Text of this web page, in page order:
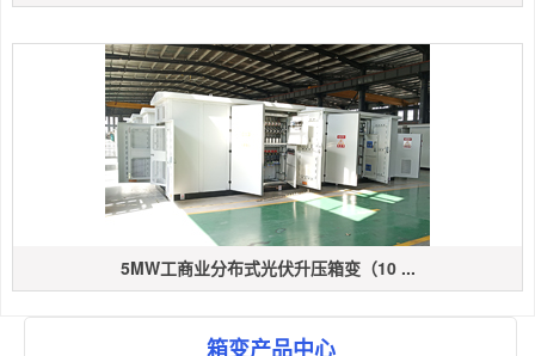
5MW工商业分布式光伏升压箱变（10 ...
箱变产品中心